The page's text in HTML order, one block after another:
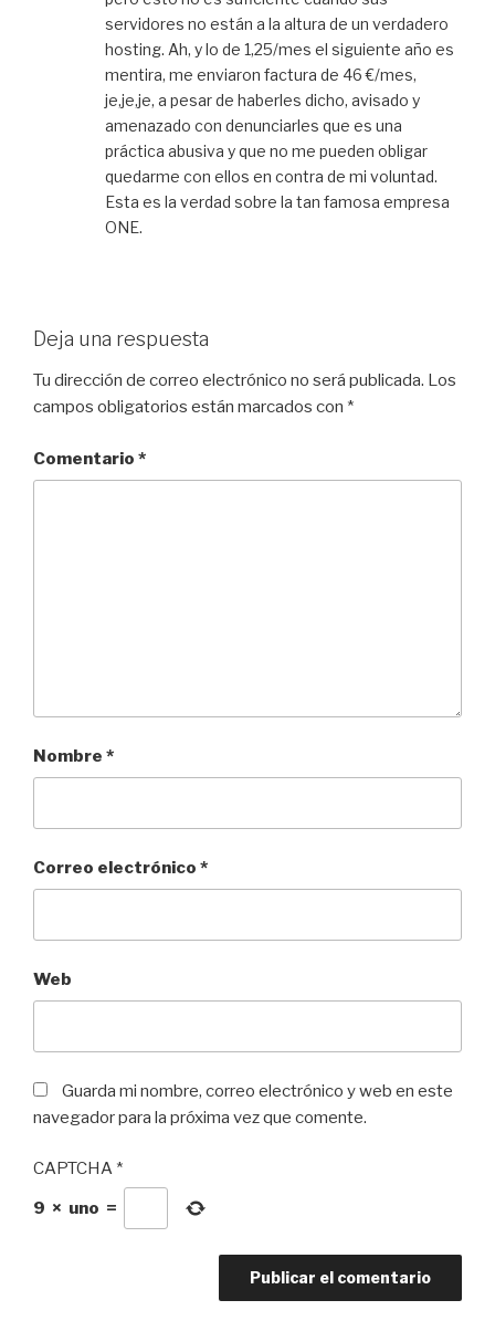
servidores no están a la altura de un verdadero
hosting. Ah, y lo de 1,25/mes el siguiente año es
mentira, me enviaron factura de 46 €/mes,
je,je,je, a pesar de haberles dicho, avisado y
amenazado con denunciarles que es una
práctica abusiva y que no me pueden obligar
quedarme con ellos en contra de mi voluntad.
Esta es la verdad sobre la tan famosa empresa
ONE.
Deja una respuesta
Tu dirección de correo electrónico no será publicada. Los
campos obligatorios están marcados con *
Comentario *
Nombre *
Correo electrónico *
Web
Guarda mi nombre, correo electrónico y web en este
navegador para la próxima vez que comente.
CAPTCHA *
9 × uno =